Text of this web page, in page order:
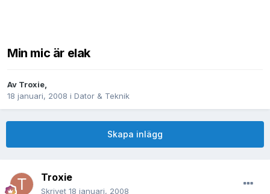
Min mic är elak
Av Troxie,
18 januari, 2008 i Dator & Teknik
Skapa inlägg
Troxie
Skrivet 18 januari, 2008